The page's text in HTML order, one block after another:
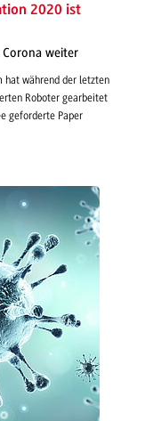
2020 ist
Corona weiter
hat während der letzten
Roboter gearbeitet
geforderte Paper